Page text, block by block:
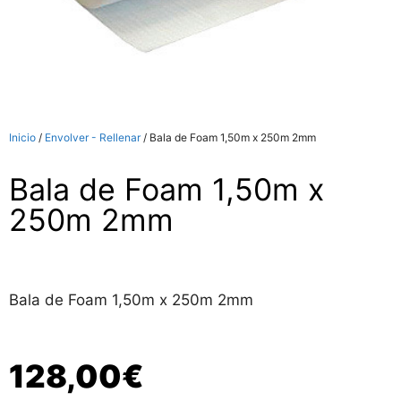
Inicio / Envolver - Rellenar/ Bala de Foam 1,50m x 250m 2mm
Bala de Foam 1,50m x
250m 2mm
Bala de Foam 1,50m x 250m 2mm
128,00€